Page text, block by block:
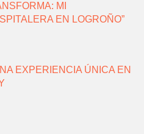
MI
EN LOGROÑO”
EXPERIENCIA ÚNICA EN